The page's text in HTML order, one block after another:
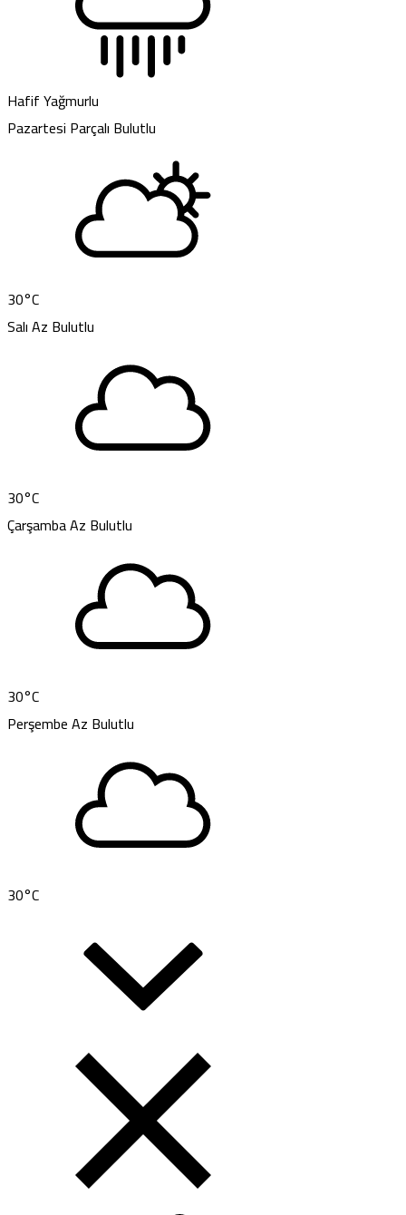
Hafif Yağmurlu
Pazartesi Parçalı Bulutlu
30°C
SalıAz Bulutlu
30°C
ÇarşambaAz Bulutlu
30°C
PerşembeAz Bulutlu
30°C